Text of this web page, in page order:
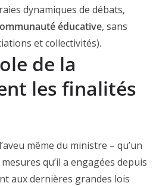
dynamiques de débats,
éducative, sans
et collectivités).
de la
les finalités
même du ministre – qu’un
qu’il a engagées depuis
aux dernières grandes lois